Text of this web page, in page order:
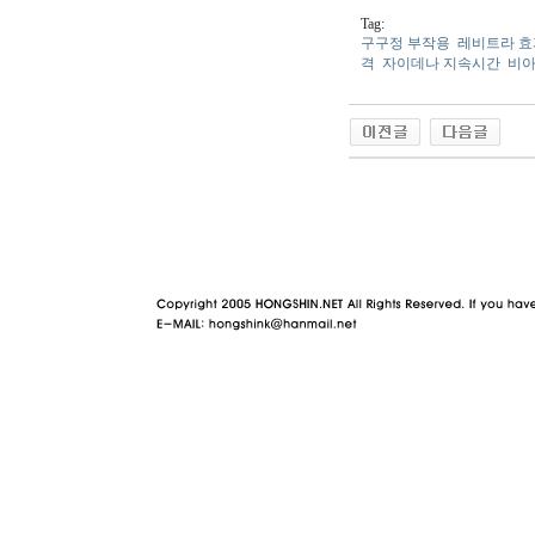
Tag:
구구정 부작용 레비트라
격
자이데나 지속시간 비